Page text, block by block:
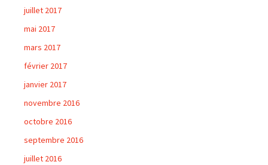
juillet 2017
mai 2017
mars 2017
février 2017
janvier 2017
novembre 2016
octobre 2016
septembre 2016
juillet 2016